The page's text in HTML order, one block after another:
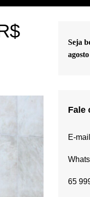
Seja
Fale
E-
65